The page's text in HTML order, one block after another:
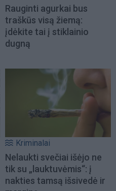
Rauginti agurkai bus
traškūs visą žiemą:
įdėkite tai į stiklainio
dugną
Kriminalai
Nelaukti svečiai išėjo ne
tik su „lauktuvėmis“: į
nakties tamsą išsivedė ir